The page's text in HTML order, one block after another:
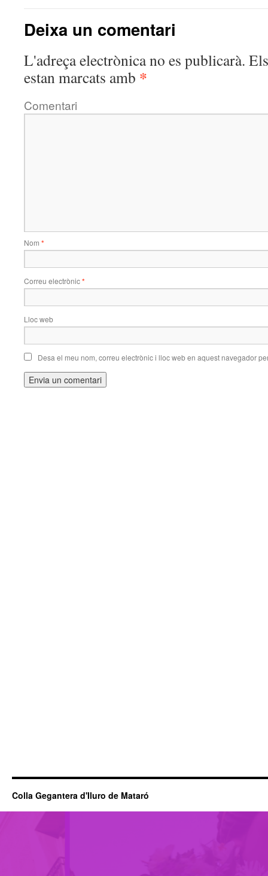
Deixa un comentari
L'adreça electrònica no es publicarà.
estan marcats amb *
Comentari
Nom *
Correu electrònic*
Lloc web
Desa el meu nom, correu electrònic i lloc web en aquest navegador
Colla Gegantera d'Iluro de Mataró